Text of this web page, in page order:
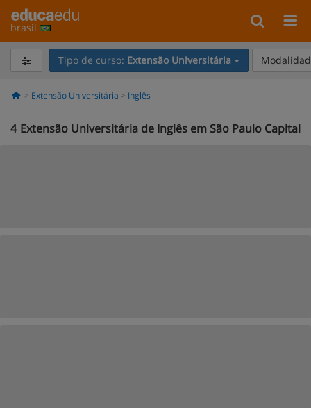
brasil
Tipo de curso: Extensão Universitária
Extensão Universitária Inglês
4 Extensão Universitária de Inglês em São Paulo Capital